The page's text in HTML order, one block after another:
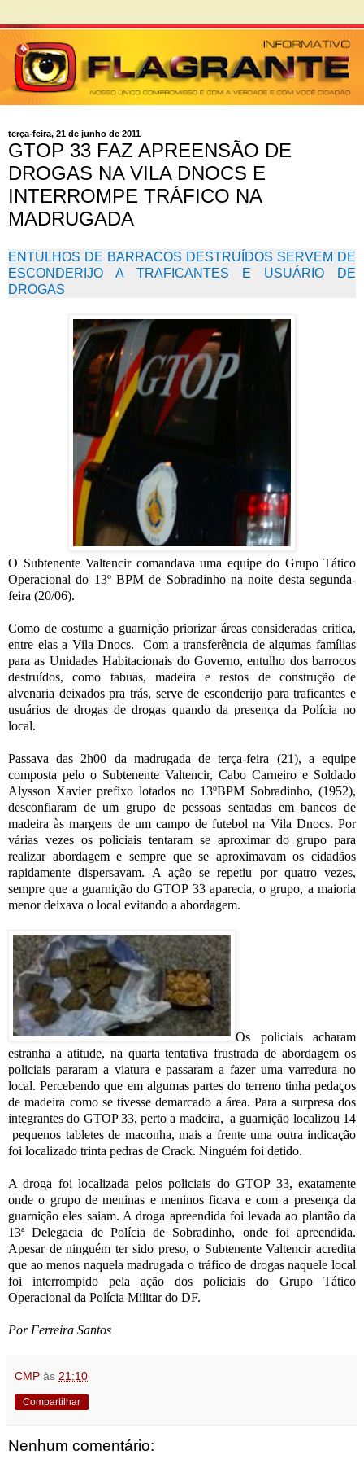
terça-feira, 21 de junho de 2011
GTOP 33 FAZ APREENSÃO DE
DROGAS NA VILA DNOCS E
INTERROMPE TRÁFICO NA
MADRUGADA
ENTULHOS DE BARRACOS DESTRUÍDOS SERVEM DE
ESCONDERIJO A TRAFICANTES E USUÁRIO DE
DROGAS
O Subtenente Valtencir comandava uma equipe do Grupo Tático
Operacional do 13º BPM de Sobradinho na noite desta segunda-
feira (20/06).
Como de costume a guarnição priorizar áreas consideradas critica,
entre elas a Vila Dnocs. Com a transferência de algumas famílias
para as Unidades Habitacionais do Governo, entulho dos barrocos
destruídos, como tabuas, madeira e restos de construção de
alvenaria deixados pra trás, serve de esconderijo para traficantes e
usuários de drogas de drogas quando da presença da Polícia no
local.
Passava das 2h00 da madrugada de terça-feira (21), a equipe
composta pelo o Subtenente Valtencir, Cabo Carneiro e Soldado
Alysson Xavier prefixo lotados no 13ºBPM Sobradinho, (1952),
desconfiaram de um grupo de pessoas sentadas em bancos de
madeira às margens de um campo de futebol na Vila Dnocs. Por
várias vezes os policiais tentaram se aproximar do grupo para
realizar abordagem e sempre que se aproximavam os cidadãos
rapidamente dispersavam. A ação se repetiu por quatro vezes,
sempre que a guarnição do GTOP 33 aparecia, o grupo, a maioria
menor deixava o local evitando a abordagem.
Os policiais acharam
estranha a atitude, na quarta tentativa frustrada de abordagem os
policiais pararam a viatura e passaram a fazer uma varredura no
local. Percebendo que em algumas partes do terreno tinha pedaços
de madeira como se tivesse demarcado a área. Para a surpresa dos
integrantes do GTOP 33, perto a madeira, a guarnição localizou 14
pequenos tabletes de maconha, mais a frente uma outra indicação
foi localizado trinta pedras de Crack. Ninguém foi detido.
A droga foi localizada pelos policiais do GTOP 33, exatamente
onde o grupo de meninas e meninos ficava e com a presença da
guarnição eles saiam. A droga apreendida foi levada ao plantão da
13ª Delegacia de Polícia de Sobradinho, onde foi apreendida.
Apesar de ninguém ter sido preso, o Subtenente Valtencir acredita
que ao menos naquela madrugada o tráfico de drogas naquele local
foi interrompido pela ação dos policiais do Grupo Tático
Operacional da Polícia Militar do DF.
Por Ferreira Santos
CMP às 21:10
Compartilhar
Nenhum comentário: